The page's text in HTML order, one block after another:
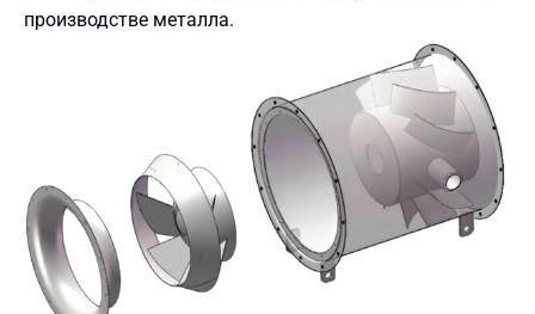
производстве металла.